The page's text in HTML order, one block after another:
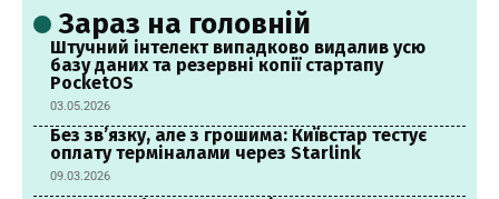
Зараз на головній
Штучний інтелект випадково видалив усю
базу даних та резервні копії стартапу
PocketOS
03.05.2026
Без зв’язку, але з грошима: Київстар тестує
оплату терміналами через Starlink
09.03.2026